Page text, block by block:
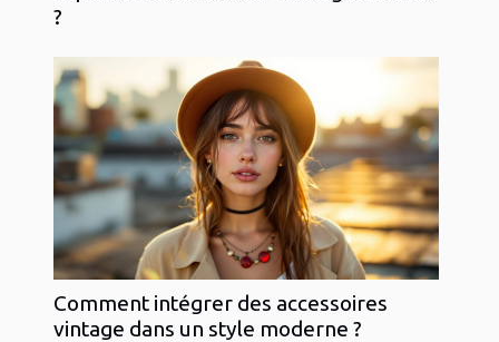
?
Comment intégrer des accessoires
vintage dans un style moderne ?